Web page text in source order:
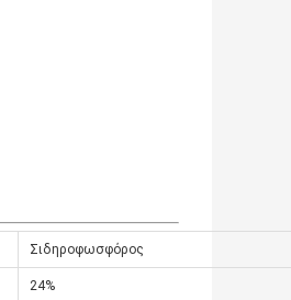
Σιδηροφωσφόρος
24%